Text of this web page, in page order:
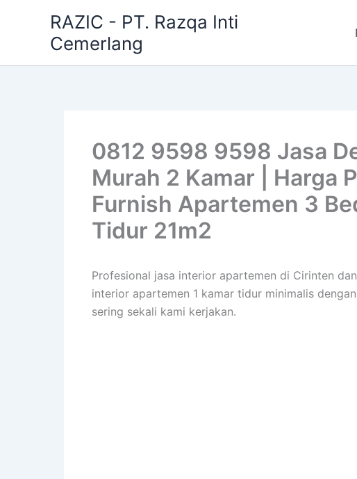
RAZIC - PT. Razqa Inti
Cemerlang
0812 9598 9598 Jasa
Murah 2 Kamar | Harga
Furnish Apartemen 3
Tidur 21m2
Profesional jasa interior apartemen di Cirinten
interior apartemen 1 kamar tidur minimalis
sering sekali kami kerjakan.